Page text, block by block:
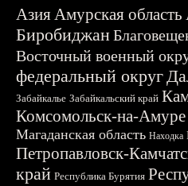
АзияАмурская область
Биробиджан
Восточный военный
федеральный округ
Забайкалье Забайкальский край
Комсомольск-на-Амуре
Магаданская область Находка
Петропавловск-
край Республика Бурятия